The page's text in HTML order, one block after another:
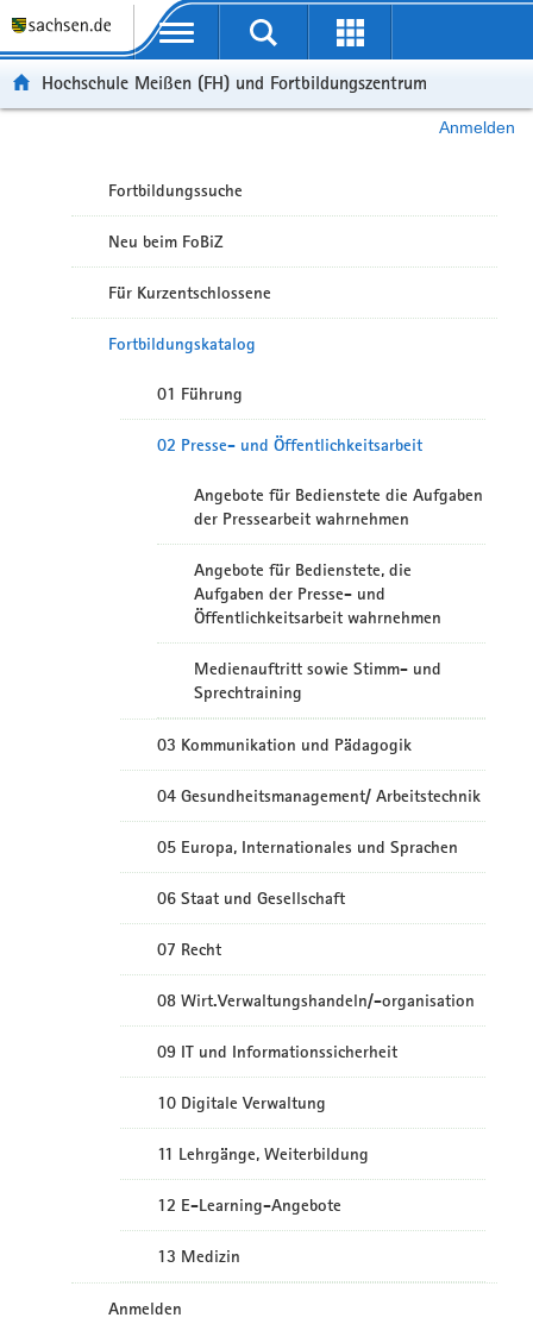
Portalübergreifende Navigation
Hochschule Meißen (FH) und Fortbildungszentrum
Anmelden
Fortbildungssuche
Neu beim FoBiZ
Für Kurzentschlossene
Fortbildungskatalog
01 Führung
02 Presse- und Öffentlichkeitsarbeit
Angebote für Bedienstete die Aufgaben
der Pressearbeit wahrnehmen
Angebote für Bedienstete, die
Aufgaben der Presse- und
Öffentlichkeitsarbeit wahrnehmen
Medienauftritt sowie Stimm- und
Sprechtraining
03 Kommunikation und Pädagogik
04 Gesundheitsmanagement/ Arbeitstechnik
05 Europa, Internationales und Sprachen
06 Staat und Gesellschaft
07 Recht
08 Wirt.Verwaltungshandeln/-organisation
09 IT und Informationssicherheit
10 Digitale Verwaltung
11 Lehrgänge, Weiterbildung
12 E-Learning-Angebote
13 Medizin
Anmelden